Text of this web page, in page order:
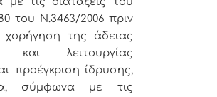
του Ν.3463/2006 πριν
της άδειας
και λειτουργίας
προέγκριση ίδρυσης,
σύμφωνα με τις